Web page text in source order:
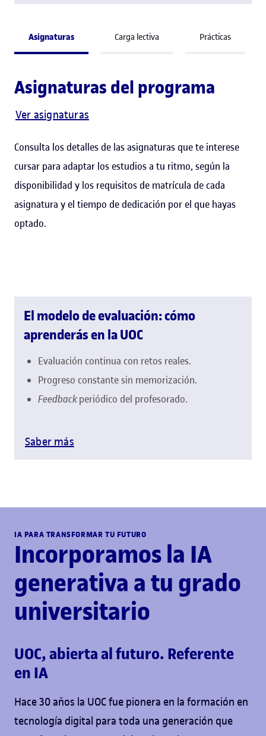
Asignaturas Carga lectiva Prácticas
Asignaturas del programa
Ver asignaturas
Consulta los detalles de las asignaturas que te interese
cursar para adaptar los estudios a tu ritmo, según la
disponibilidad y los requisitos de matrícula de cada
asignatura y el tiempo de dedicación por el que hayas
optado.
El modelo de evaluación: cómo
aprenderás en la UOC
Evaluación continua con retos reales.
Progreso constante sin memorización.
Feedbackperiódico del profesorado.
Saber más
IA PARA TRANSFORMAR TU FUTURO
Incorporamos la IA
generativa a tu grado
universitario
UOC, abierta al futuro. Referente
en IA
Hace 30 años la UOC fue pionera en la formación en
tecnología digital para toda una generación que